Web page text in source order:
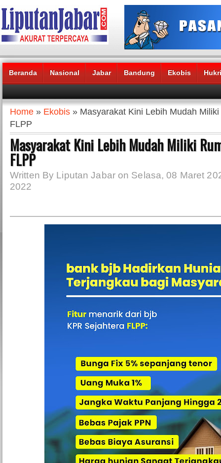
Beranda Nasional Jabar Bandung Ekobis
Headlines News :
Home » Ekobis » Masyarakat Kini Lebih Mudah
FLPP
Masyarakat Kini Lebih Mudah Miliki
FLPP
Written By Liputan Jabar on Selasa, 08 Maret
2022